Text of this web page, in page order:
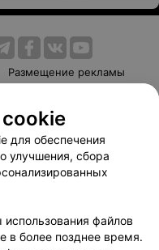
Размещение рекламы
Способы оплаты
103.by
данных
для обеспечения
улучшения, сбора
файлов
в более позднее время.